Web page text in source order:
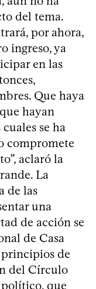
del tema.
por ahora,
ingreso, ya
en las
Que haya
hayan
se ha
compromete
aclaró la
La
de las
una
de acción se
de Casa
principios de
del Círculo
que